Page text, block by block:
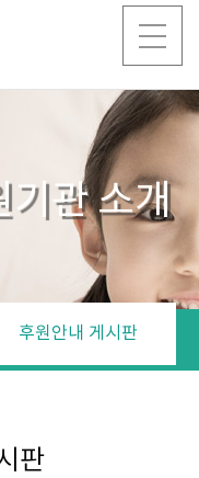
기관 소개
후원안내 게시판
판